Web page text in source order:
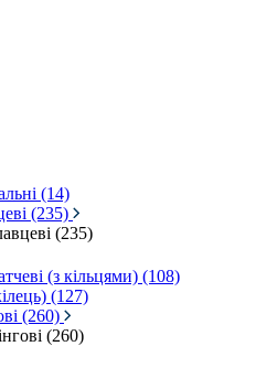
(14)
(235)
(235)
(з кільцями) (108)
(127)
(260)
(260)